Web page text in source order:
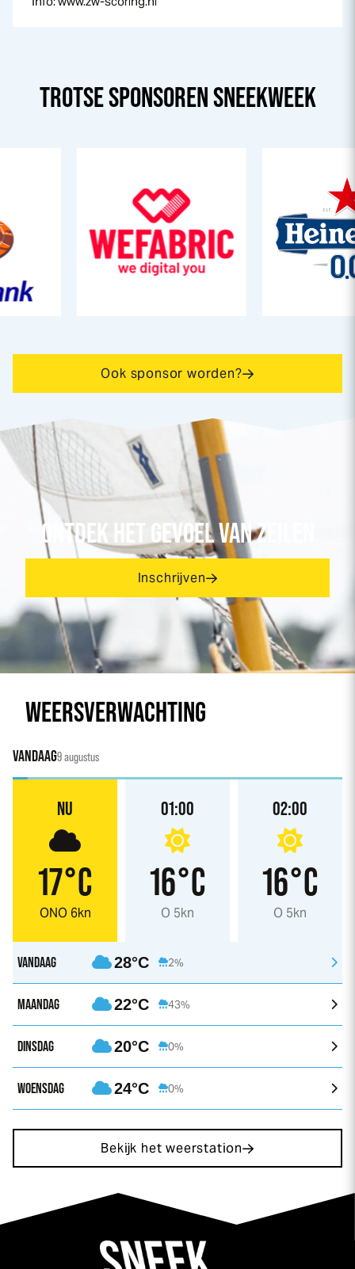
TROTSE SPONSORENSNEEKWEEK
Ook sponsor worden?
ONTDEK HET GEVOEL VAN ZEILEN
Inschrijven
WEERSVERWACHTING
VANDAAG9 augustus
NU
17°C
ONO 6kn
01:00
16°C
O 5kn
02:00
16°C
O 5kn
VANDAAG 28°C 2%
MAANDAG 22°C 43%
DINSDAG 20°C 0%
WOENSDAG 24°C 0%
Bekijk het weerstation